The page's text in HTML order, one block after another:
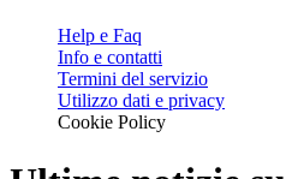
Help e Faq
Info e contatti
Termini del servizio
Utilizzo dati e privacy
Cookie Policy